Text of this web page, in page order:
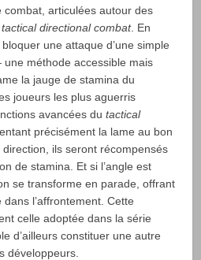
articulées autour des
tactical directional combat. En
une attaque d’une simple
méthode accessible mais
la jauge de stamina du
joueurs les plus aguerris
avancées dutactical
précisément la lame au bon
ils seront récompensés
de stamina. Et si l’angle est
se transforme en parade, offrant
l’affrontement. Cette
celle adoptée dans la série
d’ailleurs constituer une autre
développeurs.